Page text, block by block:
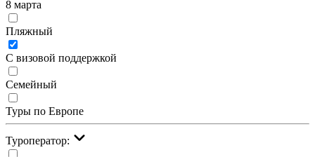
8 марта
Пляжный
С визовой поддержкой
Семейный
Туры по Европе
Туроператор: